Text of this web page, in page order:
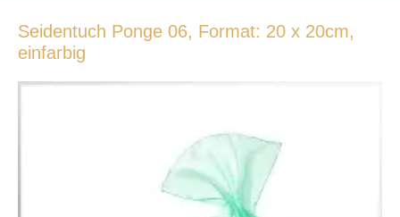
Seidentuch Ponge 06, Format: 20 x 20cm,
einfarbig